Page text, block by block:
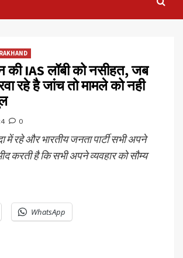
की IAS लॉबी को नसीहत, जब
रहे है जांच तो मामले को नही
0
में रहे और भारतीय जनता पार्टी सभी अपने
करती है कि सभी अपने व्यवहार को सौम्य
WhatsApp